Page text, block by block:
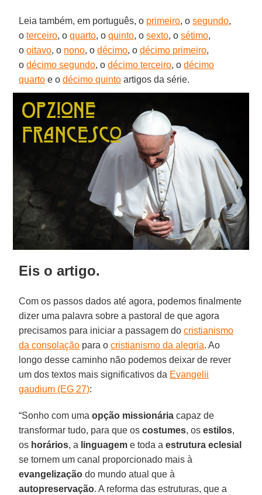
Leia também, em português, o primeiro, osegundo,
oterceiro, oquarto, oquinto, osexto, osétimo,
ooitavo, o nono, odécimo, odécimo primeiro,
odécimo segundo, odécimo terceiro, odécimo
quarto e odécimo quinto artigos da série.
Eis o artigo.
Com os passos dados até agora, podemos finalmente
dizer uma palavra sobre a pastoral de que agora
precisamos para iniciar a passagem docristianismo
da consolação para ocristianismo da alegria. Ao
longo desse caminho não podemos deixar de rever
um dos textos mais significativos da Evangelii
gaudium (EG 27):
“Sonho com umaopção missionária capaz de
transformar tudo, para que oscostumes, osestilos,
os horários, a linguagem e toda a estrutura eclesial
se tornem um canal proporcionado mais à
evangelização do mundo atual que à
autopreservação. A reforma das estruturas, que a